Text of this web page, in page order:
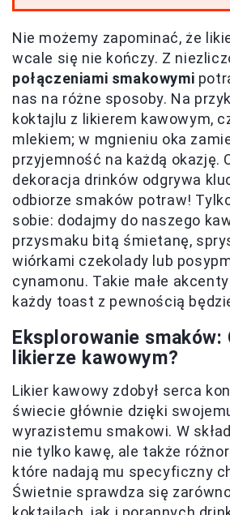
Nie możemy zapominać, że
wcale się nie kończy. Z
połączeniami smakowymi
nas na różne sposoby. Na
koktajlu z likierem kawowym,
mlekiem; w mgnieniu oka
przyjemność na każdą okazję.
dekoracja drinków odgrywa
odbiorze smaków potraw!
sobie: dodajmy do naszego
przysmaku bitą śmietanę,
wiórkami czekolady lub
cynamonu. Takie małe
każdy toast z pewnością
Eksplorowanie smaków:
likierze kawowym?
Likier kawowy zdobył serca
świecie głównie dzięki
wyrazistemu smakowi. W
nie tylko kawę, ale także
które nadają mu specyficzny
Świetnie sprawdza się